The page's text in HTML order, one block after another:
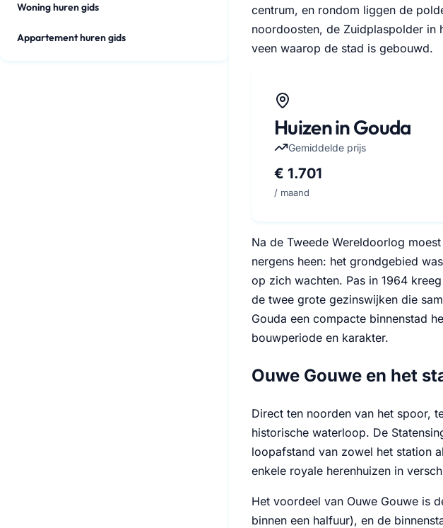
Woning huren gids
Appartement huren gids
centrum, en rondom liggen de
noordoosten, de Zuidplaspolder in
veen waarop de stad is gebouwd.
Huizen in Gouda
Gemiddelde prijs
€ 1.701
/ maand
Na de Tweede Wereldoorlog
nergens heen: het grondgebied
op zich wachten. Pas in 1964
de twee grote gezinswijken die
Gouda een compacte binnenstad
bouwperiode en karakter.
Ouwe Gouwe en het
Direct ten noorden van het spoor,
historische waterloop. De
loopafstand van zowel het station
enkele royale herenhuizen in
Het voordeel van Ouwe Gouwe is
binnen een halfuur), en de